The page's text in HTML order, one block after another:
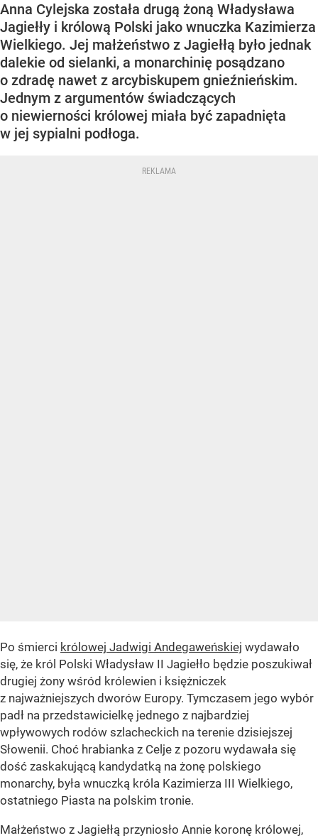
Anna Cylejska została drugą żoną Władysława
Jagiełły i królową Polski jako wnuczka Kazimierza
Wielkiego. Jej małżeństwo z Jagiełłą było jednak
dalekie od sielanki, a monarchinię posądzano
o zdradę nawet z arcybiskupem gnieźnieńskim.
Jednym z argumentów świadczących
o niewierności królowej miała być zapadnięta
w jej sypialni podłoga.
Po śmierci królowej Jadwigi Andegaweńskiej wydawało
się, że król Polski Władysław II Jagiełło będzie poszukiwał
drugiej żony wśród królewien i księżniczek
z najważniejszych dworów Europy. Tymczasem jego wybór
padł na przedstawicielkę jednego z najbardziej
wpływowych rodów szlacheckich na terenie dzisiejszej
Słowenii. Choć hrabianka z Celje z pozoru wydawała się
dość zaskakującą kandydatką na żonę polskiego
monarchy, była wnuczką króla Kazimierza III Wielkiego,
ostatniego Piasta na polskim tronie.
Małżeństwo z Jagiełłą przyniosło Annie koronę królowej,